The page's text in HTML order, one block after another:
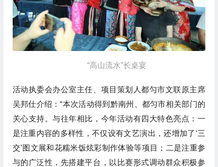
“高山流水”长桌宴
活动执委会办公室主任、项目策划人都匀市文联原主席
吴邦仕介绍：“本次活动得到黔南州、都匀市相关部门的
关心支持。与往年相比，今年活动有四大特色亮点：一
是注重内容的多样性，不仅设有文艺演出，还增加了‘三
交’图文展和花糯米饭炫彩制作体验等项目；二是注重参
与的广泛性，先搭建平台，以比赛形式调动群众积极参